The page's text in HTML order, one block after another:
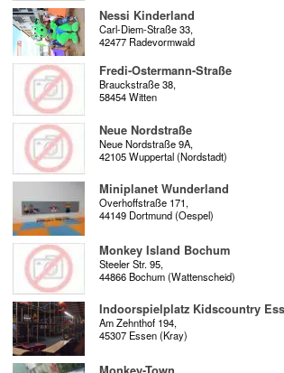
Nessi Kinderland
Carl-Diem-Straße 33,
42477 Radevormwald
Fredi-Ostermann-Straße
Brauckstraße 38,
58454 Witten
Neue Nordstraße
Neue Nordstraße 9A,
42105 Wuppertal (Nordstadt)
Miniplanet Wunderland
Overhoffstraße 171,
44149 Dortmund (Oespel)
Monkey Island Bochum
Steeler Str. 95,
44866 Bochum (Wattenscheid)
Indoorspielplatz Kidscountry
Am Zehnthof 194,
45307 Essen (Kray)